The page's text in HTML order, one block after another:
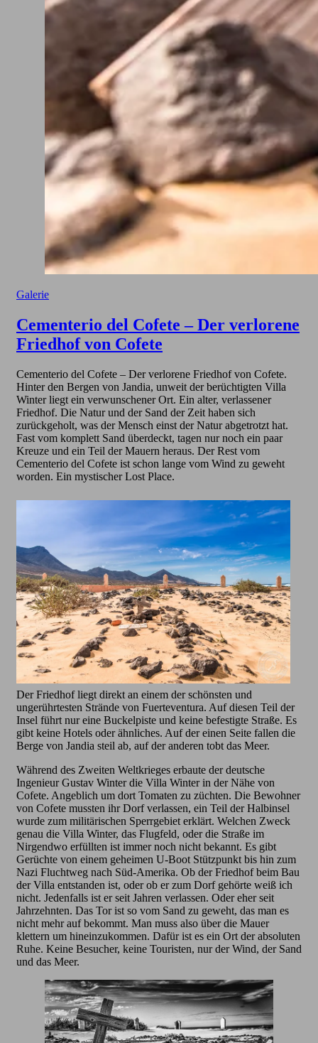
Galerie
Cementerio del Cofete – Der verlorene
Friedhof von Cofete
Cementerio del Cofete – Der verlorene Friedhof von Cofete.
Hinter den Bergen von Jandia, unweit der berüchtigten Villa
Winter liegt ein verwunschener Ort. Ein alter, verlassener
Friedhof. Die Natur und der Sand der Zeit haben sich
zurückgeholt, was der Mensch einst der Natur abgetrotzt hat.
Fast vom komplett Sand überdeckt, tagen nur noch ein paar
Kreuze und ein Teil der Mauern heraus. Der Rest vom
Cementerio del Cofete ist schon lange vom Wind zu geweht
worden. Ein mystischer Lost Place.
Der Friedhof liegt direkt an einem der schönsten und
ungerührtesten Strände von Fuerteventura. Auf diesen Teil der
Insel führt nur eine Buckelpiste und keine befestigte Straße. Es
gibt keine Hotels oder ähnliches. Auf der einen Seite fallen die
Berge von Jandia steil ab, auf der anderen tobt das Meer.
Während des Zweiten Weltkrieges erbaute der deutsche
Ingenieur Gustav Winter die Villa Winter in der Nähe von
Cofete. Angeblich um dort Tomaten zu züchten. Die Bewohner
von Cofete mussten ihr Dorf verlassen, ein Teil der Halbinsel
wurde zum militärischen Sperrgebiet erklärt. Welchen Zweck
genau die Villa Winter, das Flugfeld, oder die Straße im
Nirgendwo erfüllten ist immer noch nicht bekannt. Es gibt
Gerüchte von einem geheimen U-Boot Stützpunkt bis hin zum
Nazi Fluchtweg nach Süd-Amerika. Ob der Friedhof beim Bau
der Villa entstanden ist, oder ob er zum Dorf gehörte weiß ich
nicht. Jedenfalls ist er seit Jahren verlassen. Oder eher seit
Jahrzehnten. Das Tor ist so vom Sand zu geweht, das man es
nicht mehr auf bekommt. Man muss also über die Mauer
klettern um hineinzukommen. Dafür ist es ein Ort der absoluten
Ruhe. Keine Besucher, keine Touristen, nur der Wind, der Sand
und das Meer.